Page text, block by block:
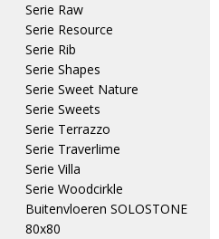
Serie Raw
Serie Resource
Serie Rib
Serie Shapes
Serie Sweet Nature
Serie Sweets
Serie Terrazzo
Serie Traverlime
Serie Villa
Serie Woodcirkle
Buitenvloeren SOLOSTONE
80x80